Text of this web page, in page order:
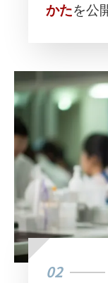
かたを公
02